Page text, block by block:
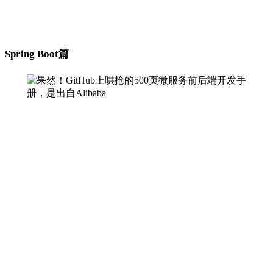
Spring Boot篇